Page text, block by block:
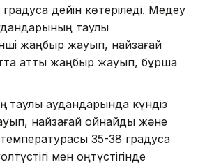
дейін көтеріледі. Медеу
таулы
жаңбыр жауып, найзағай
қатты жаңбыр жауып, бұршақ
таулы аудандарында күндіз
найзағай ойнайды және
35-38 градусқа
мен оңтүстігінде